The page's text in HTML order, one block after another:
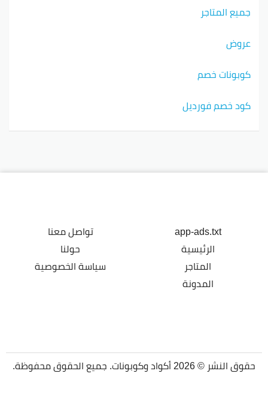
جميع المتاجر
عروض
كوبونات خصم
كود خصم فورديل
app-ads.txt
الرئيسية
المتاجر
المدونة
تواصل معنا
حولنا
سياسة الخصوصية
حقوق النشر © 2026 أكواد وكوبونات. جميع الحقوق محفوظة.